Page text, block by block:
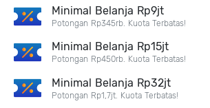
Minimal Belanja Rp9jt
Potongan Rp345rb. Kuota Terbatas!
Minimal Belanja Rp15jt
Potongan Rp450rb. Kuota Terbatas!
Minimal Belanja Rp32jt
Potongan Rp1,7jt. Kuota Terbatas!